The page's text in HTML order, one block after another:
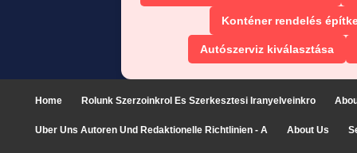
Konténer rendelés
Autószerviz kiválasztása
Home Rolunk Szerzoinkrol Es Szerkesztesi Iranyelveinkro
Uber Uns Autoren Und Redaktionelle Richtlinien - A About Us